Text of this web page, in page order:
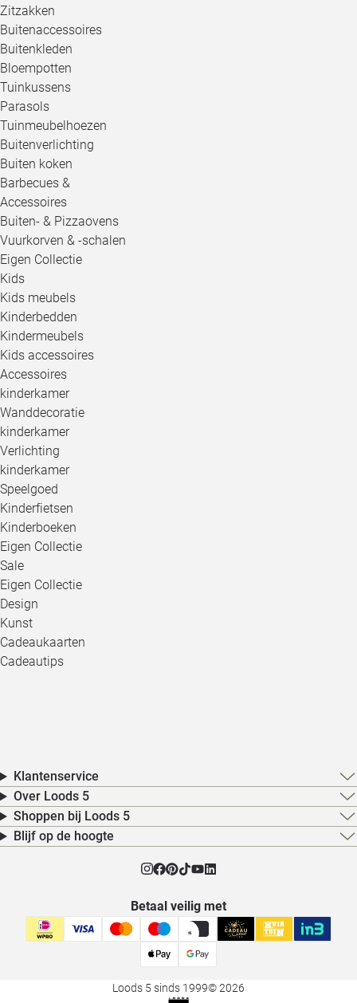
Zitzakken
Buitenaccessoires
Buitenkleden
Bloempotten
Tuinkussens
Parasols
Tuinmeubelhoezen
Buitenverlichting
Buiten koken
Barbecues &
Accessoires
Buiten- & Pizzaovens
Vuurkorven & -schalen
Eigen Collectie
Kids
Kids meubels
Kinderbedden
Kindermeubels
Kids accessoires
Accessoires
kinderkamer
Wanddecoratie
kinderkamer
Verlichting
kinderkamer
Speelgoed
Kinderfietsen
Kinderboeken
Eigen Collectie
Sale
Eigen Collectie
Design
Kunst
Cadeaukaarten
Cadeautips
Klantenservice
Over Loods 5
Shoppen bij Loods 5
Blijf op de hoogte
Betaal veilig met
Loods 5 sinds 1999© 2026